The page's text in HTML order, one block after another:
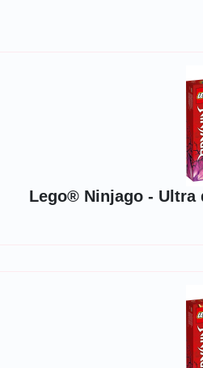
Lego® Ninjago - Ultra